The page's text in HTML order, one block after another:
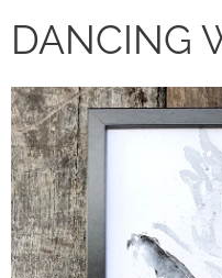
DANCING